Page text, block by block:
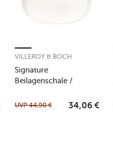
Signature
Beilagenschale /
Anmut
VILLEROY & BOCH
UVP44,90 € 34,06 €